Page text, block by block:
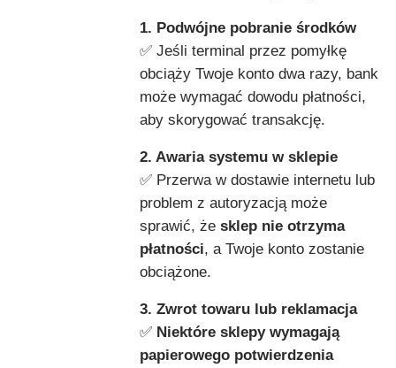
1. Podwójne pobranie środków
✅ Jeśli terminal przez pomyłkę
obciąży Twoje konto dwa razy, bank
może wymagać dowodu płatności,
aby skorygować transakcję.
2. Awaria systemu w sklepie
✅ Przerwa w dostawie internetu lub
problem z autoryzacją może
sprawić, że sklep nie otrzyma
płatności, a Twoje konto zostanie
obciążone.
3. Zwrot towaru lub reklamacja
✅ Niektóre sklepy wymagają
papierowego potwierdzenia